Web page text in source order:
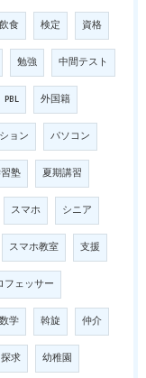
飲食 検定 資格
勉強 中間テスト
PBL 外国籍
ョン パソコン
塾 夏期講習
スマホ シニア
スマホ教室 支援
フェッサー
数学 斡旋 仲介
探求 幼稚園